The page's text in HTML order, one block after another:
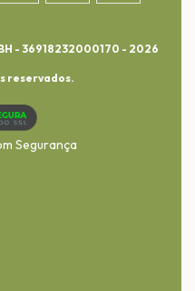
- 36918232000170 - 2026
reservados.